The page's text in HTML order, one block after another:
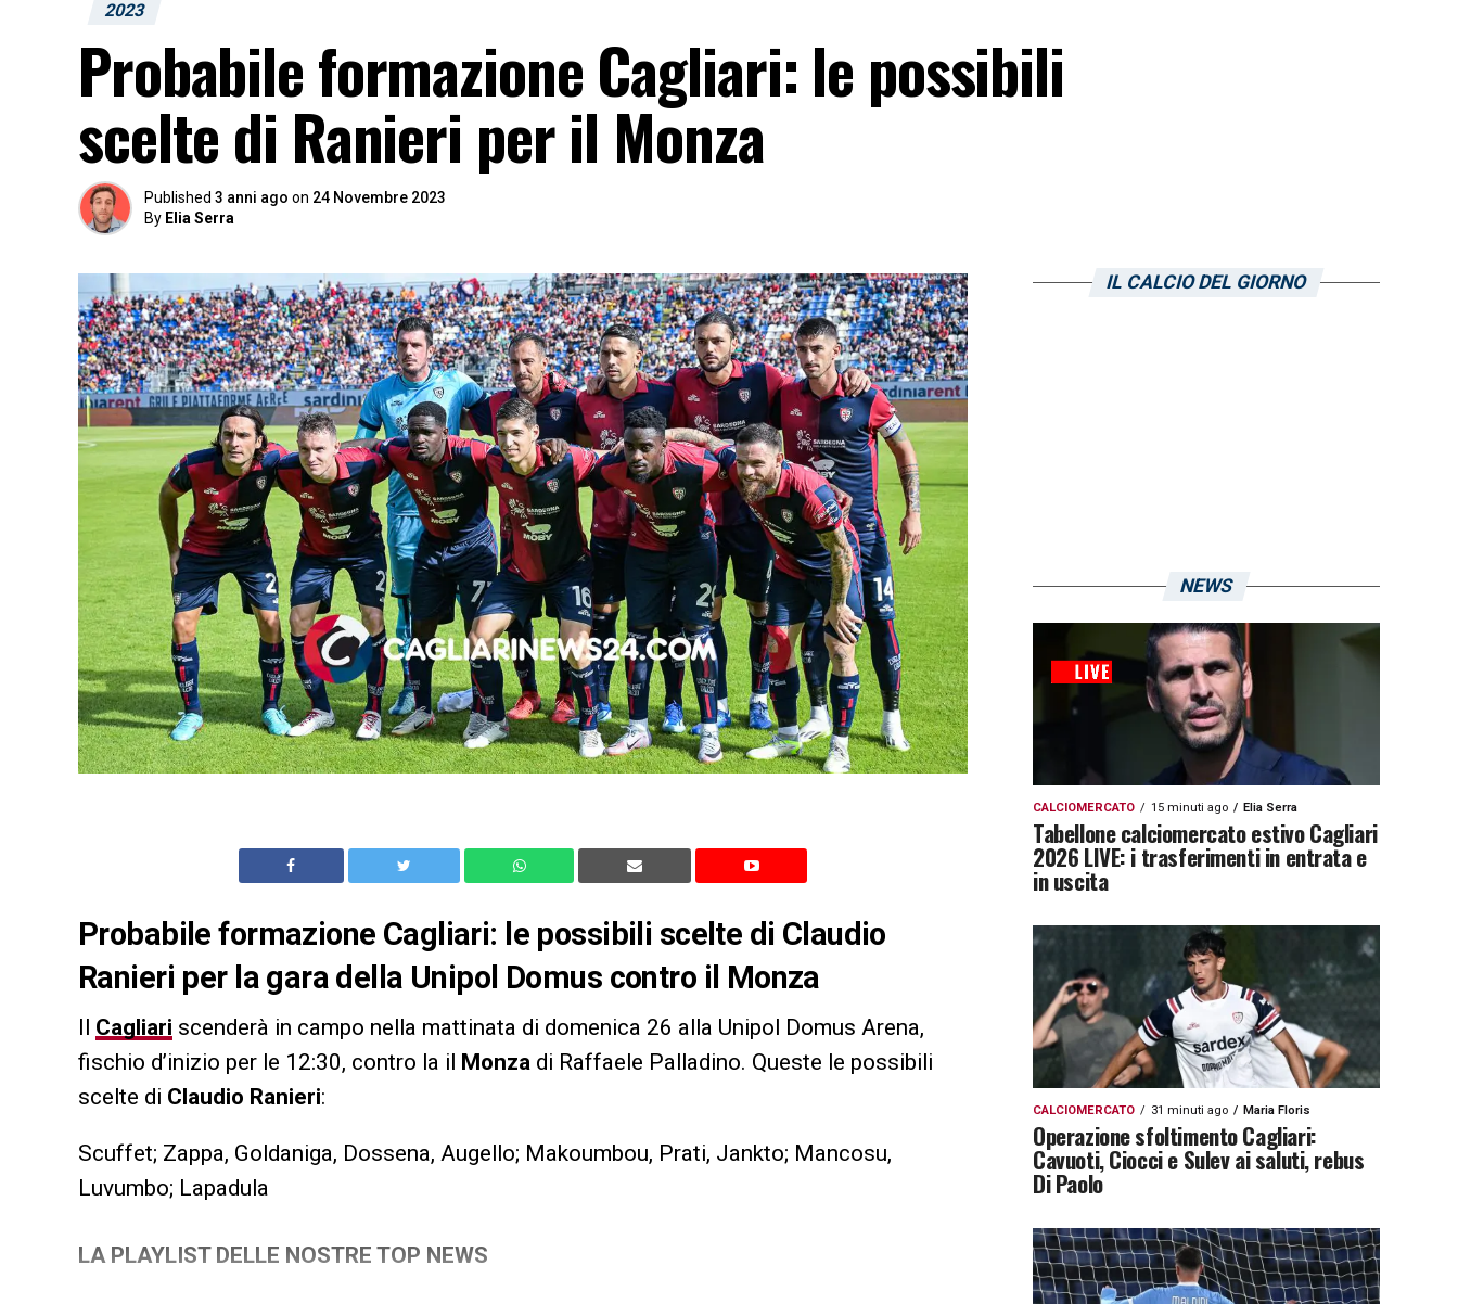
2023
Probabile formazione Cagliari: le possibili
scelte di Ranieri per il Monza
Published 3 anni ago on 24 Novembre 2023
By Elia Serra
Probabile formazione Cagliari: le possibili scelte di Claudio
Ranieri per la gara della Unipol Domus contro il Monza
Il Cagliari scenderà in campo nella mattinata di domenica 26 alla Unipol Domus Arena,
fischio d’inizio per le 12:30, contro la il Monza di Raffaele Palladino. Queste le possibili
scelte di Claudio Ranieri:
Scuffet; Zappa, Goldaniga, Dossena, Augello; Makoumbou, Prati, Jankto; Mancosu,
Luvumbo; Lapadula
LA PLAYLIST DELLE NOSTRE TOP NEWS
IL CALCIO DEL GIORNO
NEWS
CALCIOMERCATO 15 minuti ago Elia Serra
Tabellone calciomercato estivo Cagliari
2026 LIVE: i trasferimenti in entrata e
in uscita
CALCIOMERCATO 31 minuti ago Maria Floris
Operazione sfoltimento Cagliari:
Cavuoti, Ciocci e Sulev ai saluti, rebus
Di Paolo